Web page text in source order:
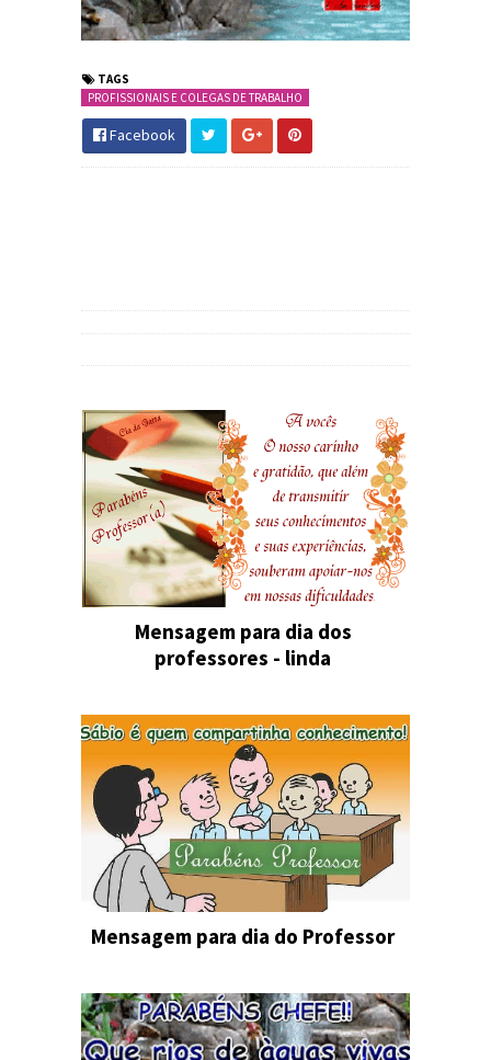
TAGS
PROFISSIONAIS E COLEGAS DE TRABALHO
Facebook
Mensagem para dia dos
professores - linda
Mensagem para dia do Professor